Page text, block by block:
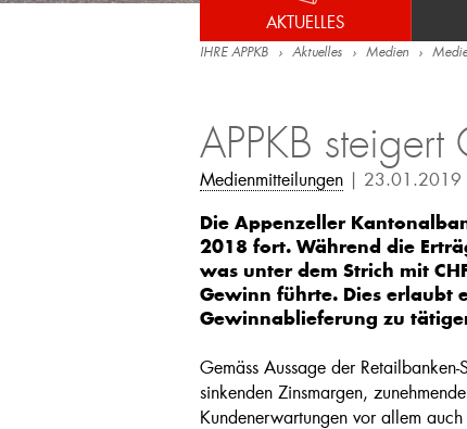
AKTUELLES
IHRE APPKB Aktuelles Medien
APPKB
Medienmitteilungen | 23.01.2019
Die Appenzeller
2018 fort. Während die
was unter dem Strich mit
Gewinn führte. Dies erlaubt
Gewinnablieferung zu
Gemäss Aussage der
sinkenden Zinsmargen,
Kundenerwartungen vor allem